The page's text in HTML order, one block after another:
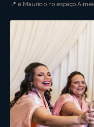
📍 e Maurício no espaço